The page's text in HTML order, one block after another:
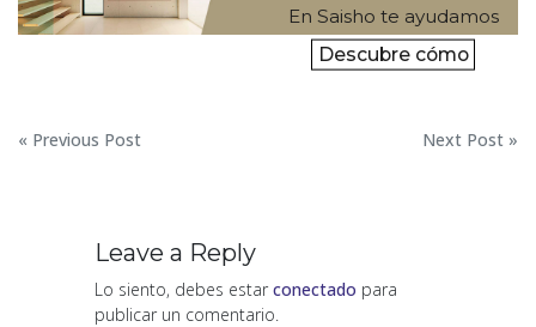
En Saisho te ayudamos
Descubre cómo
Navegación
entradas
« Previous Post Next Post »
Leave a Reply
Lo siento, debes estar conectado para
publicar un comentario.